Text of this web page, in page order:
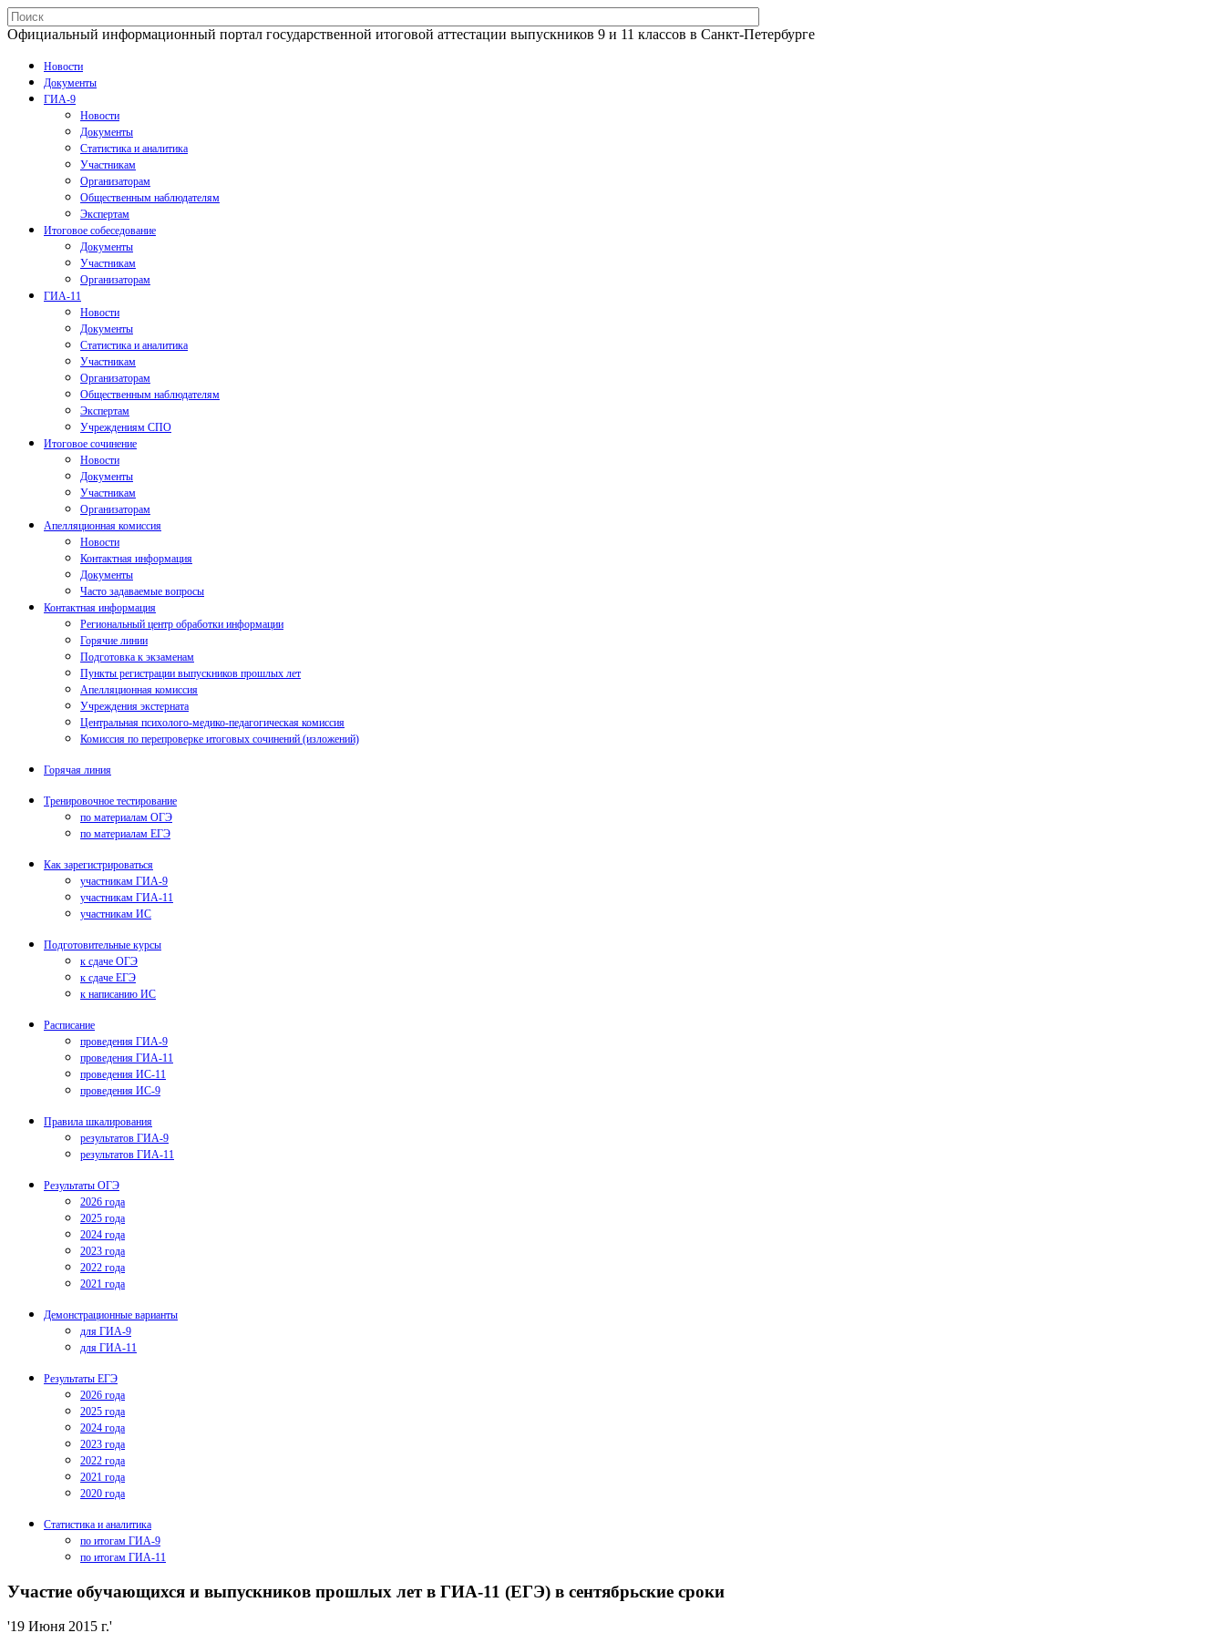
Официальный информационный портал государственной итоговой аттестации выпускников 9 и 11 классов в Санкт-Петербурге
Новости
Документы
ГИА-9
Новости
Документы
Статистика и аналитика
Участникам
Организаторам
Общественным наблюдателям
Экспертам
Итоговое собеседование
Документы
Участникам
Организаторам
ГИА-11
Новости
Документы
Статистика и аналитика
Участникам
Организаторам
Общественным наблюдателям
Экспертам
Учреждениям СПО
Итоговое сочинение
Новости
Документы
Участникам
Организаторам
Апелляционная комиссия
Новости
Контактная информация
Документы
Часто задаваемые вопросы
Контактная информация
Региональный центр обработки информации
Горячие линии
Подготовка к экзаменам
Пункты регистрации выпускников прошлых лет
Апелляционная комиссия
Учреждения экстерната
Центральная психолого-медико-педагогическая комиссия
Комиссия по перепроверке итоговых сочинений (изложений)
Горячая линия
Тренировочное тестирование
по материалам ОГЭ
по материалам ЕГЭ
Как зарегистрироваться
участникам ГИА-9
участникам ГИА-11
участникам ИС
Подготовительные курсы
к сдаче ОГЭ
к сдаче ЕГЭ
к написанию ИС
Расписание
проведения ГИА-9
проведения ГИА-11
проведения ИС-11
проведения ИС-9
Правила шкалирования
результатов ГИА-9
результатов ГИА-11
Результаты ОГЭ
2026 года
2025 года
2024 года
2023 года
2022 года
2021 года
Демонстрационные варианты
для ГИА-9
для ГИА-11
Результаты ЕГЭ
2026 года
2025 года
2024 года
2023 года
2022 года
2021 года
2020 года
Статистика и аналитика
по итогам ГИА-9
по итогам ГИА-11
Участие обучающихся и выпускников прошлых лет в ГИА-11 (ЕГЭ) в сентябрьские сроки
'19 Июня 2015 г.'